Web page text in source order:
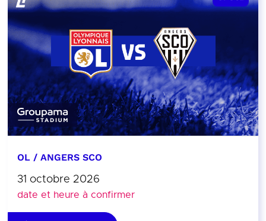
OL / ANGERS SCO
31 octobre 2026
date et heure à confirmer